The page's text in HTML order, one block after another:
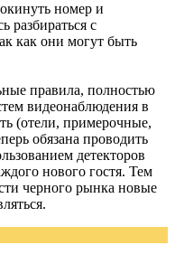
номер и
разбираться с
как они могут быть
правила, полностью
видеонаблюдения в
(отели, примерочные,
обязана проводить
детекторов
нового гостя. Тем
черного рынка новые